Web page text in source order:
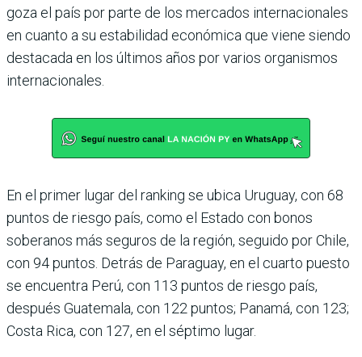
goza el país por parte de los mercados internacionales
en cuanto a su estabilidad económica que viene siendo
destacada en los últimos años por varios organismos
inter­nacionales.
En el primer lugar del ran­king se ubica Uruguay, con 68
puntos de riesgo país, como el Estado con bonos
soberanos más seguros de la región, seguido por Chile,
con 94 puntos. Detrás de Para­guay, en el cuarto puesto
se encuentra Perú, con 113 pun­tos de riesgo país,
después Guatemala, con 122 puntos; Panamá, con 123;
Costa Rica, con 127, en el séptimo lugar.